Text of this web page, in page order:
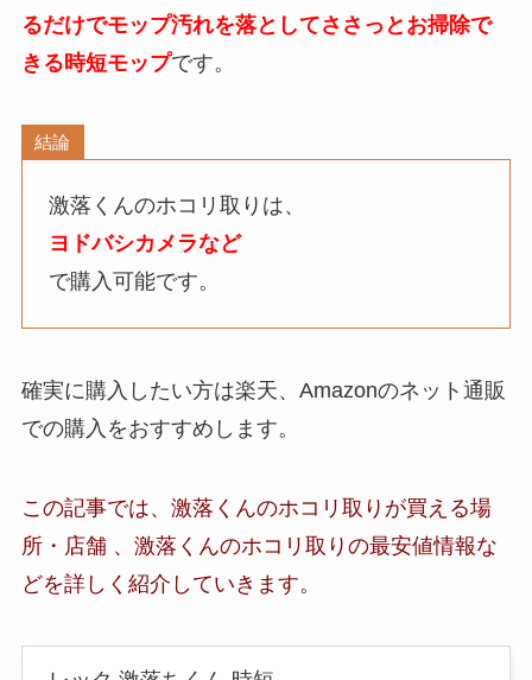
るだけでモップ汚れを落としてささっとお掃除で
きる時短モップです。
結論
激落くんのホコリ取りは、
ヨドバシカメラなど
で購入可能です。
確実に購入したい方は楽天、Amazonのネット通販
での購入をおすすめします。
この記事では、激落くんのホコリ取りが買える場
所・店舗 、激落くんのホコリ取り の最安値情報な
どを詳しく紹介していきます。